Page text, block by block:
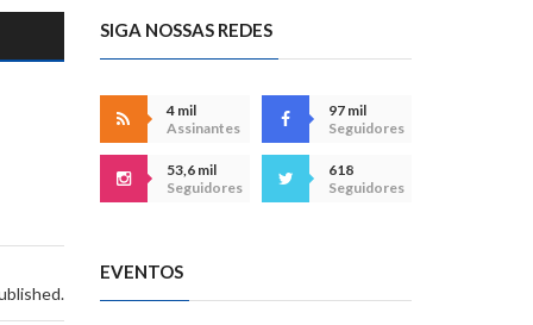
SIGA NOSSAS REDES
4 mil
Assinantes
97 mil
Seguidores
53,6 mil
Seguidores
618
Seguidores
EVENTOS